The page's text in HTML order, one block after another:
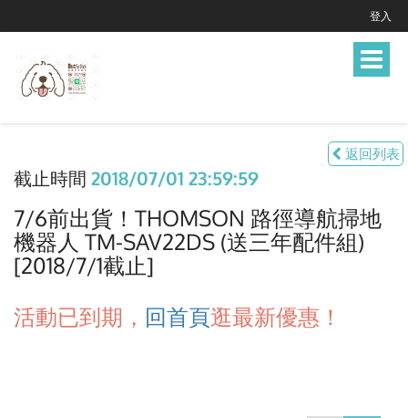
登入
Toggle
返回列表
截止時間 2018/07/01 23:59:59
7/6前出貨！THOMSON 路徑導航掃地
機器人 TM-SAV22DS (送三年配件組)
[2018/7/1截止]
活動已到期， 回首頁逛最新優惠！